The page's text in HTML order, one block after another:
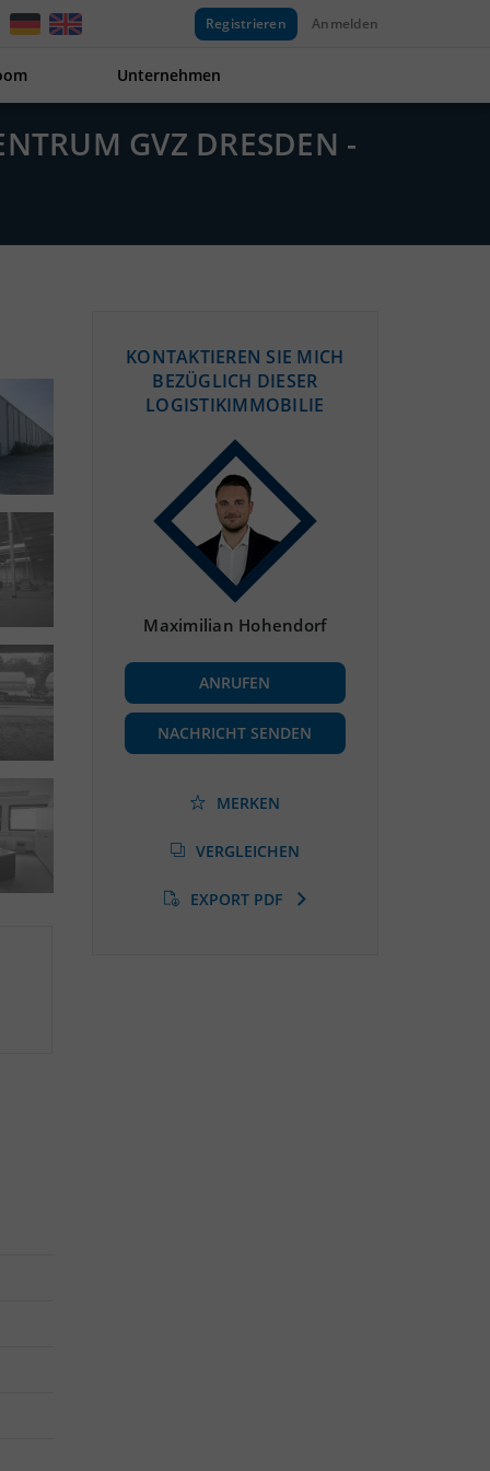
Registrieren Anmelden
Unternehmen
GVZ DRESDEN -
KONTAKTIEREN SIE MICH
BEZÜGLICH DIESER
LOGISTIKIMMOBILIE
Maximilian Hohendorf
ANRUFEN
NACHRICHT SENDEN
MERKEN
VERGLEICHEN
EXPORT PDF